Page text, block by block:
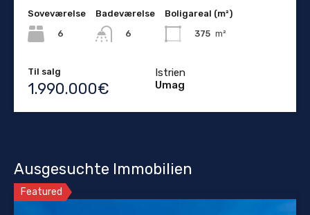
Soveværelse
6
Badeværelse
6
Boligareal (m²)
375 m²
Til salg
1.990.000€
Istrien
Umag
Ausgesuchte Immobilien
Featured